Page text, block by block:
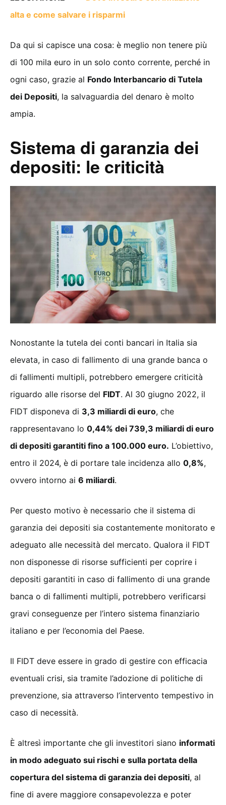
alta e come salvare i risparmi
Da qui si capisce una cosa: è meglio non tenere più
di 100 mila euro in un solo conto corrente, perché in
ogni caso, grazie al Fondo Interbancario di Tutela
dei Depositi, la salvaguardia del denaro è molto
ampia.
Sistema di garanzia dei
depositi: le criticità
Nonostante la tutela dei conti bancari in Italia sia
elevata, in caso di fallimento di una grande banca o
di fallimenti multipli, potrebbero emergere criticità
riguardo alle risorse del FIDT. Al 30 giugno 2022, il
FIDT disponeva di 3,3 miliardi di euro, che
rappresentavano lo 0,44% dei 739,3 miliardi di euro
di depositi garantiti fino a 100.000 euro. L’obiettivo,
entro il 2024, è di portare tale incidenza allo 0,8%,
ovvero intorno ai 6 miliardi.
Per questo motivo è necessario che il sistema di
garanzia dei depositi sia costantemente monitorato e
adeguato alle necessità del mercato. Qualora il FIDT
non disponesse di risorse sufficienti per coprire i
depositi garantiti in caso di fallimento di una grande
banca o di fallimenti multipli, potrebbero verificarsi
gravi conseguenze per l’intero sistema finanziario
italiano e per l’economia del Paese.
Il FIDT deve essere in grado di gestire con efficacia
eventuali crisi, sia tramite l’adozione di politiche di
prevenzione, sia attraverso l’intervento tempestivo in
caso di necessità.
È altresì importante che gli investitori siano informati
in modo adeguato sui rischi e sulla portata della
copertura del sistema di garanzia dei depositi, al
fine di avere maggiore consapevolezza e poter